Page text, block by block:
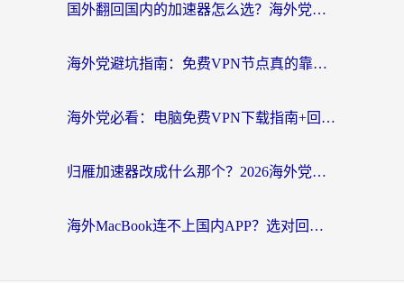
国外翻回国内的加速器怎么选？海外党亲测实用指南，告别地域限制
海外党避坑指南：免费VPN节点真的靠谱吗？教你选对回国加速器无缝访问国内资源
海外党必看：电脑免费VPN下载指南+回国加速器选择全攻略，告别地区限制
归雁加速器改成什么那个？2026海外党回国加速全攻略：告别地区限制，轻松刷剧玩游戏
海外MacBook连不上国内APP？选对回国VPN，告别地区限制的烦恼